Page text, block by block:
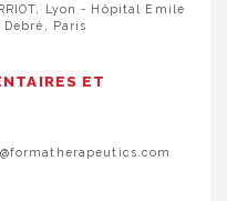
Lyon - Hôpital Emile
Paris
ET